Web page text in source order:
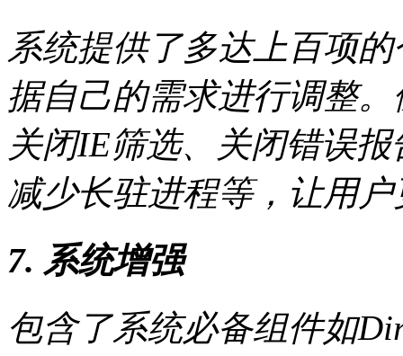
系统提供了多达上百项
据自己的需求进行调整
关闭IE筛选、关闭错误
减少长驻进程等，让用户
7. 系统增强
包含了系统必备组件如